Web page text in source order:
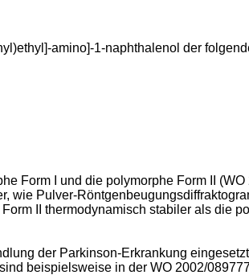
amino]-1-naphthalenol der
Form I und die polymorphe Form II (WO
Pulver-
II thermodynamisch stabiler als die
der Parkinson-Erkrankung
beispielsweise in der WO 2002/